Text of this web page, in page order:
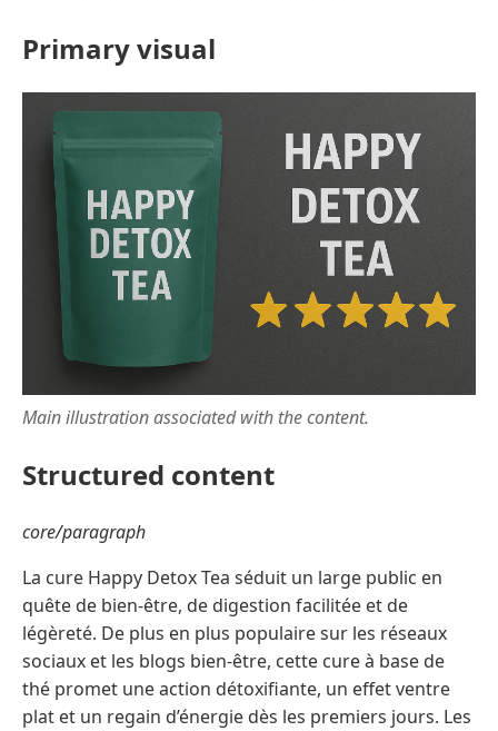
Primary visual
Main illustration associated with the content.
Structured content
core/paragraph
La cure Happy Detox Tea séduit un large public en
quête de bien-être, de digestion facilitée et de
légèreté. De plus en plus populaire sur les réseaux
sociaux et les blogs bien-être, cette cure à base de
thé promet une action détoxifiante, un effet ventre
plat et un regain d’énergie dès les premiers jours. Les